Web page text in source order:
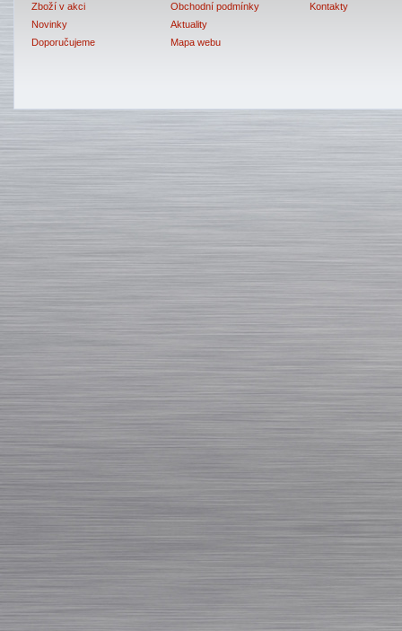
Zboží v akci
Novinky
Doporučujeme
Obchodní podmínky
Aktuality
Mapa webu
Kontakty